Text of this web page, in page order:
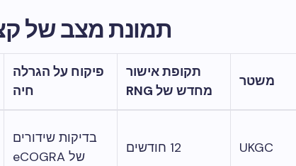
תמונת מצב של
משטר
תקופת אישור
מחדש של RNG
פיקוח על הגרלה
חיה
UKGC 12 חודשים
בדיקות שידורים
של eCOGRA